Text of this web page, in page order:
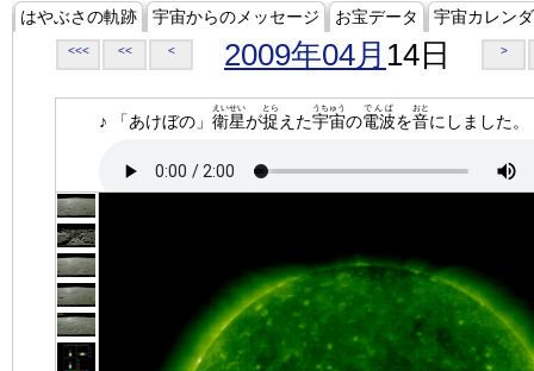
はやぶさの軌跡 宇宙からのメッセージ お宝データ 宇宙カレン
<<< << < 2009年04月 14日 >
♪ 「あけぼの」 衛星
えいせい
が捉
とら
えた宇宙
うちゅう
の電波
でんぱ
を音
おと
にしました。